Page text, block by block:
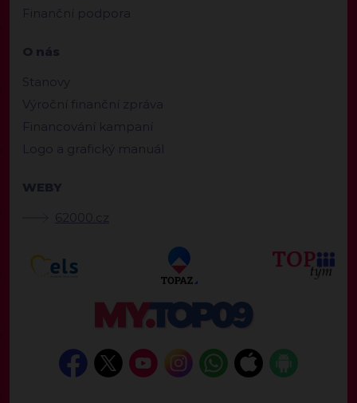
Finanční podpora
O nás
Stanovy
Výroční finanční zpráva
Financování kampaní
Logo a grafický manuál
WEBY
62000.cz